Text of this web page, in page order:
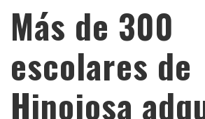
Más de 300
escolares de
Hinojosa